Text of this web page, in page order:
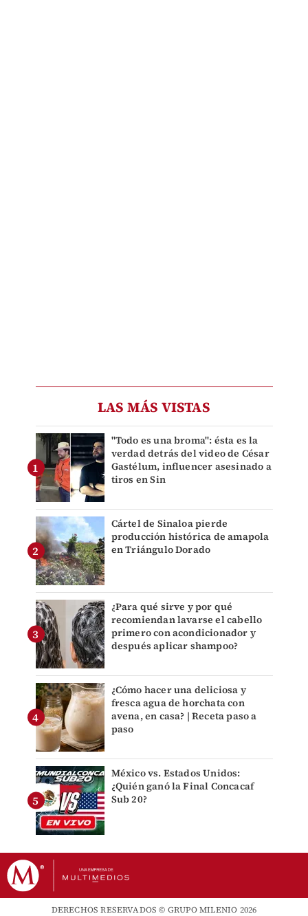
LAS MÁS VISTAS
"Todo es una broma": ésta es la
verdad detrás del video de César
Gastélum, influencer asesinado a
tiros en Sin
Cártel de Sinaloa pierde
producción histórica de amapola
en Triángulo Dorado
¿Para qué sirve y por qué
recomiendan lavarse el cabello
primero con acondicionador y
después aplicar shampoo?
¿Cómo hacer una deliciosa y
fresca agua de horchata con
avena, en casa? | Receta paso a
paso
México vs. Estados Unidos:
¿Quién ganó la Final Concacaf
Sub 20?
DERECHOS RESERVADOS © GRUPO MILENIO 2026